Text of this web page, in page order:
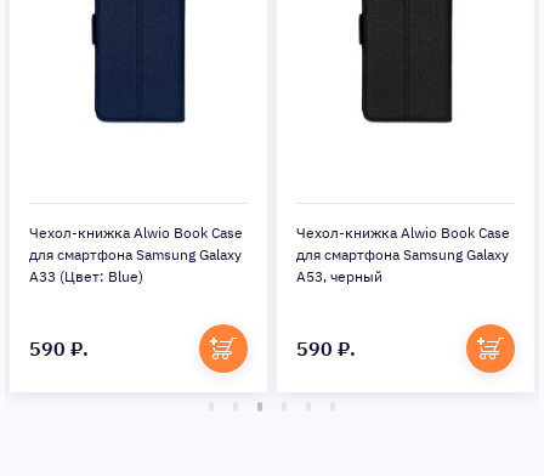
Чехол-книжка Alwio Book Case
для смартфона Samsung Galaxy
A33 (Цвет: Blue)
590 ₽.
Чехол-книжка Alwio Book Case
для смартфона Samsung Galaxy
A53, черный
590 ₽.